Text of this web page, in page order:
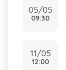
05/05
09:30
11/05
12:00